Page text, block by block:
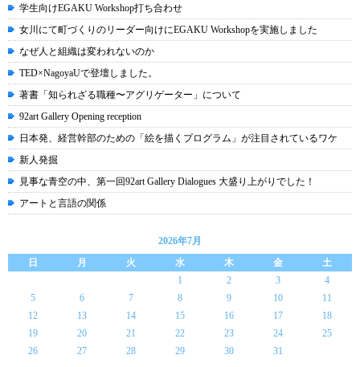
学生向けEGAKU Workshop打ち合わせ
女川にて町づくりのリーダー向けにEGAKU Workshopを実施しました
なぜ人と組織は変われないのか
TED×NagoyaUで登壇しました。
著書「知られざる職種〜アグリゲーター」について
92art Gallery Opening reception
日本発、経営幹部のための「絵を描くプログラム」が注目されているワケ
新人発掘
見事な青空の中、第一回92art Gallery Dialogues 大盛り上がりでした！
アートと言語の関係
2026年7月
日
月 火 水 木 金
土
1
2 3
4
5
6 7 8 9 10
11
12
13 14 15 16 17
18
19
20 21 22 23 24
25
26
27 28 29 30 31